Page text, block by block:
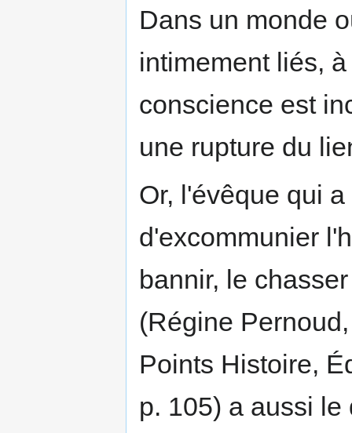
Dans un monde
intimement liés,
conscience est
une rupture du
Or, l'évêque qui
d'excommunier
bannir, le
(Régine
Points Histoire,
p. 105) a aussi